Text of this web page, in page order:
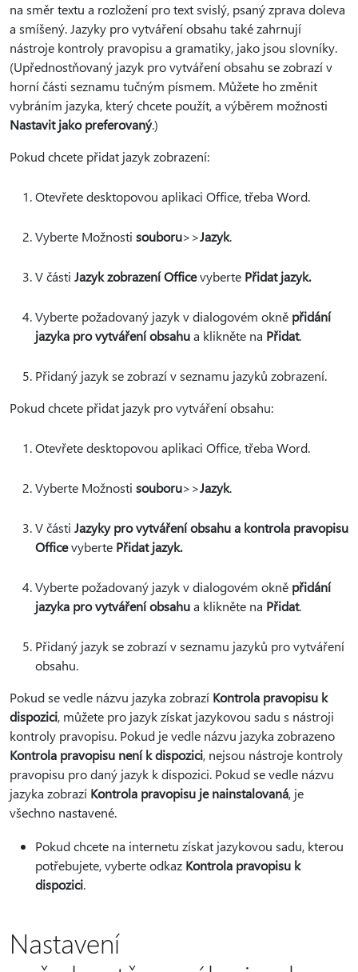
na směr textu a rozložení pro text svislý, psaný zprava doleva
a smíšený. Jazyky pro vytváření obsahu také zahrnují
nástroje kontroly pravopisu a gramatiky, jako jsou slovníky.
(Upřednostňovaný jazyk pro vytváření obsahu se zobrazí v
horní části seznamu tučným písmem. Můžete ho změnit
vybráním jazyka, který chcete použít, a výběrem možnosti
Nastavit jako preferovaný.)
Pokud chcete přidat jazyk zobrazení:
Otevřete desktopovou aplikaci Office, třeba Word.
Vyberte Možnosti souboru>>Jazyk.
V části Jazyk zobrazení Officevyberte Přidat jazyk.
Vyberte požadovaný jazyk v dialogovém okně přidání
jazyka pro vytváření obsahua klikněte na Přidat.
Přidaný jazyk se zobrazí v seznamu jazyků zobrazení.
Pokud chcete přidat jazyk pro vytváření obsahu:
Otevřete desktopovou aplikaci Office, třeba Word.
Vyberte Možnosti souboru>>Jazyk.
V části Jazyky pro vytváření obsahu a kontrola pravopisu
Officevyberte Přidat jazyk.
Vyberte požadovaný jazyk v dialogovém okně přidání
jazyka pro vytváření obsahua klikněte na Přidat.
Přidaný jazyk se zobrazí v seznamu jazyků pro vytváření
obsahu.
Pokud se vedle názvu jazyka zobrazí Kontrola pravopisu k
dispozici, můžete pro jazyk získat jazykovou sadu s nástroji
kontroly pravopisu. Pokud je vedle názvu jazyka zobrazeno
Kontrola pravopisu není k dispozici, nejsou nástroje kontroly
pravopisu pro daný jazyk k dispozici. Pokud se vedle názvu
jazyka zobrazí Kontrola pravopisu je nainstalovaná, je
všechno nastavené.
Pokud chcete na internetu získat jazykovou sadu, kterou
potřebujete, vyberte odkaz Kontrola pravopisu k
dispozici.
Nastavení